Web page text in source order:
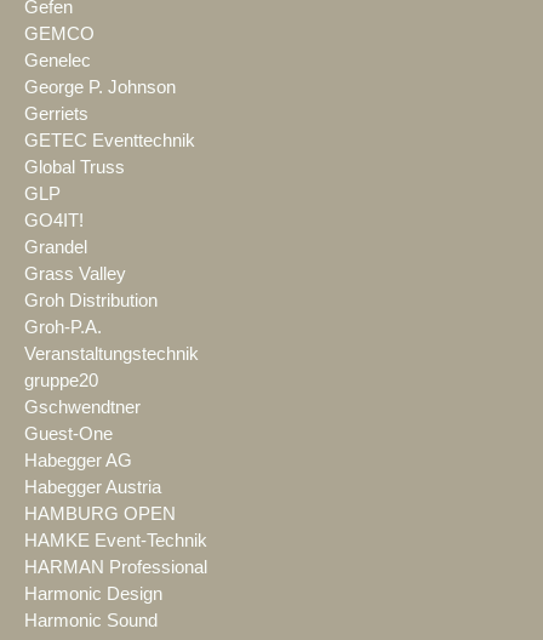
Gefen
GEMCO
Genelec
George P. Johnson
Gerriets
GETEC Eventtechnik
Global Truss
GLP
GO4IT!
Grandel
Grass Valley
Groh Distribution
Groh-P.A.
Veranstaltungstechnik
gruppe20
Gschwendtner
Guest-One
Habegger AG
Habegger Austria
HAMBURG OPEN
HAMKE Event-Technik
HARMAN Professional
Harmonic Design
Harmonic Sound